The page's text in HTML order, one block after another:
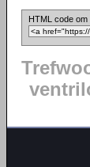
HTML code om